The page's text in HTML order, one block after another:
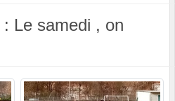
Le samedi , on